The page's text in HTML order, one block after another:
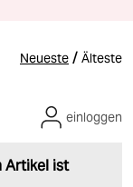
Neueste / Älteste
Artikel ist
einloggen